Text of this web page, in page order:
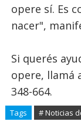
opere sí. Es
nacer",
Si querés
opere, llamá
348-664.
Tags # Noticias